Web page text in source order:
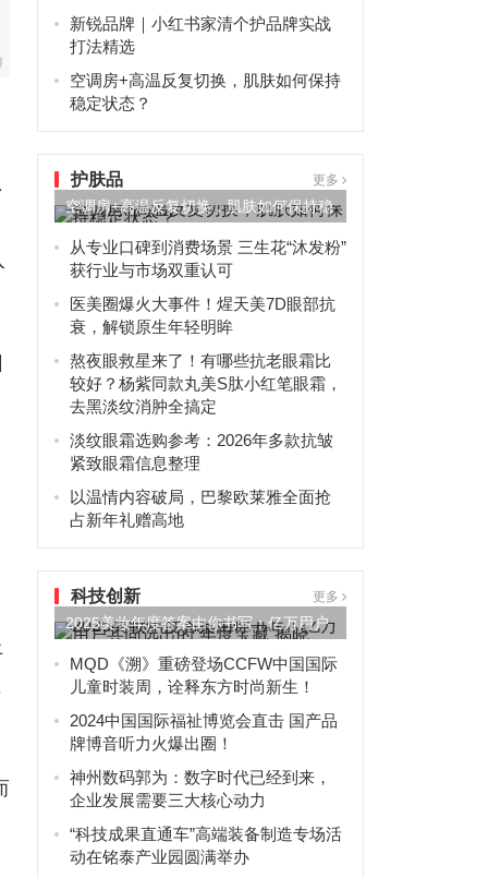
新锐品牌｜小红书家清个护品牌实战
打法精选
空调房+高温反复切换，肌肤如何保持
稳定状态？
护肤品 更多
空调房+高温反复切换，肌肤如何保持稳
定状态？
从专业口碑到消费场景 三生花“沐发粉”
获行业与市场双重认可
医美圈爆火大事件！煋天美7D眼部抗
衰，解锁原生年轻明眸
熬夜眼救星来了！有哪些抗老眼霜比
较好？杨紫同款丸美S肽小红笔眼霜，
去黑淡纹消肿全搞定
淡纹眼霜选购参考：2026年多款抗皱
紧致眼霜信息整理
以温情内容破局，巴黎欧莱雅全面抢
占新年礼赠高地
科技创新 更多
2025美妆年度答案由你书写：亿万用户
共同选出的“年度宝藏”...
MQD《溯》重磅登场CCFW中国国际
儿童时装周，诠释东方时尚新生！
2024中国国际福祉博览会直击 国产品
牌博音听力火爆出圈！
神州数码郭为：数字时代已经到来，
企业发展需要三大核心动力
“科技成果直通车”高端装备制造专场活
动在铭泰产业园圆满举办